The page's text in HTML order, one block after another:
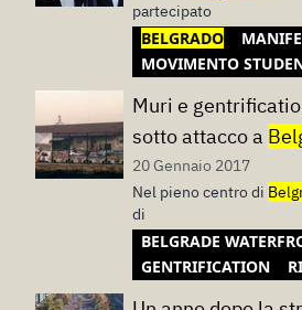
partecipato
BELGRADO
MOVIMENTO
Muri e
sotto attacco a
20 Gennaio 2017
Nel pieno centro di
di
BELGRADE
GENTRIFICATION